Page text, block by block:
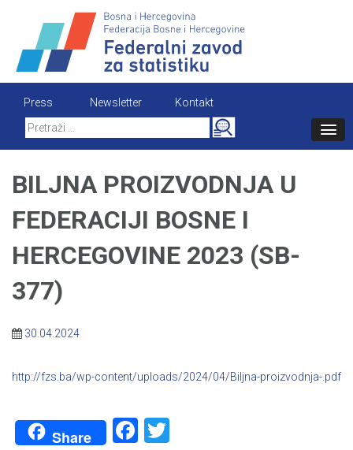
content
Press Newsletter
Kontakt
Search
for:
BILJNA PROIZVODNJA U
FEDERACIJI BOSNE I
HERCEGOVINE 2023 (SB-
377)
30.04.2024
http://fzs.ba/wp-content/uploads/2024/04/Biljna-proizvodnja-.pdf
Share Facebook